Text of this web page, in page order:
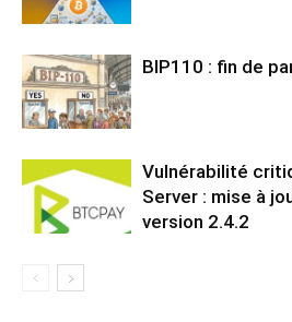
BIP110 : fin de
Vulnérabilité
Server : mise à
version 2.4.2